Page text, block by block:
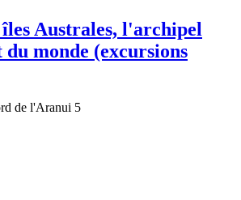
Australes, l'archipel
du monde (excursions
de l'Aranui 5